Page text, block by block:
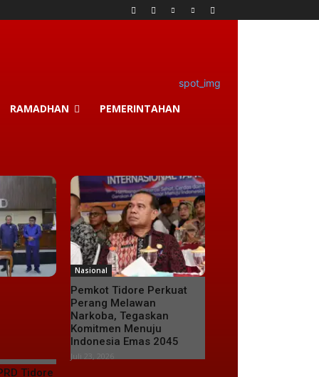
RAMADHAN PEMERINTAHAN
Tidore
Nasional
Pemkot Tidore Perkuat
Perang Melawan
Narkoba, Tegaskan
Komitmen Menuju
Indonesia Emas 2045